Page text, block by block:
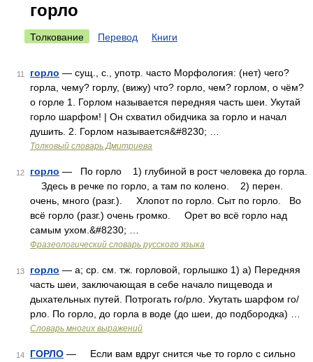
горло
Толкование Перевод Книги
11 горло — сущ., с., употр. часто Морфология: (нет) чего?
горла, чему? горлу, (вижу) что? горло, чем? горлом, о чём?
о горле 1. Горлом называется передняя часть шеи. Укутай
горло шарфом! | Он схватил обидчика за горло и начал
душить. 2. Горлом называется&#8230; …
Толковый словарь Дмитриева
12 горло — По горло 1) глубиной в рост человека до горла.
Здесь в речке по горло, а там по колено. 2) перен.
очень, много (разг.). Хлопот по горло. Сыт по горло. Во
всё горло (разг.) очень громко. Орет во всё горло над
самым ухом.&#8230; …
Фразеологический словарь русского языка
13 горло — а; ср. см. тж. горловой, горлышко 1) а) Передняя
часть шеи, заключающая в себе начало пищевода и
дыхательных путей. Потрогать го/рло. Укутать шарфом го/
рло. По горло, до горла в воде (до шеи, до подбородка) …
Словарь многих выражений
14 ГОРЛО — Если вам вдруг снится чье то горло с сильно